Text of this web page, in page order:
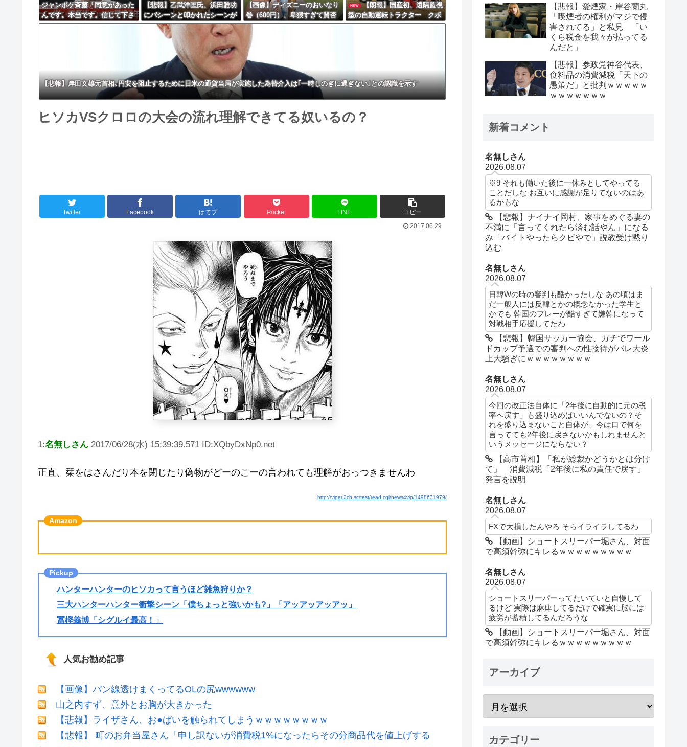
Powered by livedoor 相互RSS
ジャンポケ斉藤「同意があった
んです。本当です。信じて下さ
い」 ←何でこの主張が通らな
【悲報】乙武洋匡氏、浜田雅功
にパシーンと叩かれたシーンが
オンエアされず「障害者相手だ
と放送されなくなる。俺、逆差
別だと思って」
【画像】ディズニーのおいなり
巻（600円）、卑猥すぎて賛否
両論ｗｗｗｗｗｗｗｗｗ
NEW
【朗報】国産初、遠隔監視
型の自動運転トラクター クボ
タが来春に発売！！！
【悲報】岸田文雄元首相､円安を阻止するために日米の通貨当局が実施した為替介入は｢一時しのぎに過ぎない｣との認識を示す
ヒソカVSクロロの大会の流れ理解できてる奴いるの？
Twitter Facebook はてブ Pocket LINE
コピー
2017.06.29
1:名無しさん 2017/06/28(水) 15:39:39.571 ID:XQbyDxNp0.net
正直、栞をはさんだり本を閉じたり偽物がどーのこーの言われても理解がおっつきませんわ
http://viper.2ch.sc/test/read.cgi/news4vip/1498631979/
ハンターハンターのヒソカって言うほど雑魚狩りか？
三大ハンターハンター衝撃シーン「僕ちょっと強いかも?」「アッアッアッアッ」
冨樫義博「シグルイ最高！」
人気お勧め記事
【画像】パン線透けまくってるOLの尻wwwwww
山之内すず、意外とお胸が大きかった
【悲報】ライザさん、お●ぱいを触られてしまうｗｗｗｗｗｗｗｗ
【悲報】 町のお弁当屋さん「申し訳ないが消費税1%になったらその分商品代を値上げする
【悲報】愛煙家・岸谷蘭丸
「喫煙者の権利がマジで侵
害されてる」と私見 「い
くら税金を我々が払ってる
んだと」
【悲報】参政党神谷代表、
食料品の消費減税「天下の
愚策だ」と批判ｗｗｗｗｗ
ｗｗｗｗｗｗｗ
新着コメント
名無しさん
2026.08.07
※9 それも働いた後に一休みとしてやってる
ことだしな お互いに感謝が足りてないのはあ
るかもな
【悲報】ナイナイ岡村、家事をめぐる妻の
不満に「言ってくれたら済む話やん」になる
み「バイトやったらクビやで」説教受け黙り
込む
名無しさん
2026.08.07
日韓Wの時の審判も酷かったしな あの頃はま
だ一般人には反韓とかの概念なかった学生と
かでも 韓国のプレーが酷すぎて嫌韓になって
対戦相手応援してたわ
【悲報】韓国サッカー協会、ガチでワール
ドカップ予選での審判への性接待がバレ大炎
上大騒ぎにｗｗｗｗｗｗｗｗ
名無しさん
2026.08.07
今回の改正法自体に「2年後に自動的に元の税
率へ戻す」も盛り込めばいいんでないの？そ
れを盛り込まないこと自体が、今は口で何を
言ってても2年後に戻さないかもしれませんと
いうメッセージにならない？
【高市首相】「私が総裁かどうかとは分け
て」 消費減税「2年後に私の責任で戻す」
発言を説明
名無しさん
2026.08.07
FXで大損したんやろ そらイライラしてるわ
【動画】ショートスリーパー堀さん、対面
で高須幹弥にキレるｗｗｗｗｗｗｗｗｗ
名無しさん
2026.08.07
ショートスリーパーってたいていと自慢して
るけど 実際は麻痺してるだけで確実に脳には
疲労が蓄積してるんだろうな
【動画】ショートスリーパー堀さん、対面
で高須幹弥にキレるｗｗｗｗｗｗｗｗｗ
アーカイブ
カテゴリー